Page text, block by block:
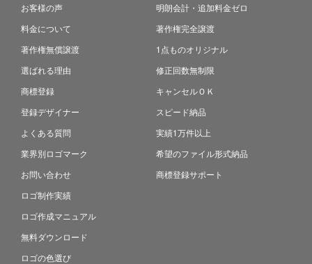
お客様の声
料金について
著作権無償譲渡
選ばれる理由
商標登録
登録デザイナー
よくある質問
業界別ロゴマーク
お問い合わせ
ロゴ制作実績
ロゴ作成マニュアル
無料ダウンロード
ロゴの色選び
明朗会計・追加料金ゼロ
著作権完全譲渡
1点ものオリジナル
修正回数無制限
キャンセルＯＫ
スピード納品
実績1万件以上
希望のファイル形式納品
商標登録サポート